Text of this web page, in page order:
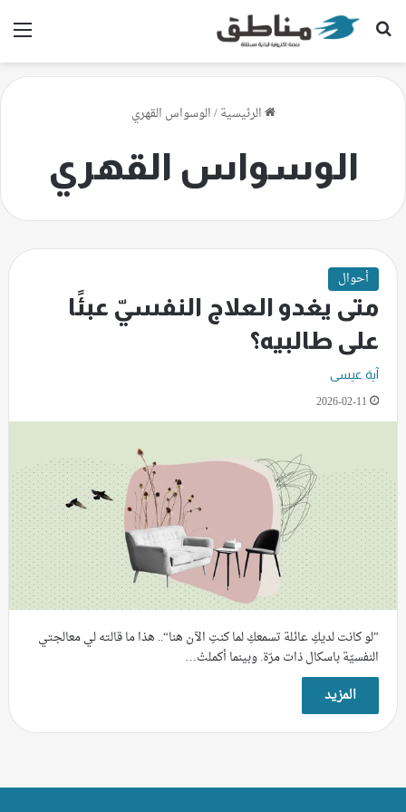
بحث عن
الرئيسية/الوسواس القهري
الوسواس القهري
أحوال
متى يغدو العلاج النفسيّ عبئًا
على طالبيه؟
آية عيسى
2026-02-11
”لو كانت لديكِ عائلة تسمعكِ لما كنتِ الآن هنا“.. هذا ما قالته لي معالجتي
النفسيّة باسكال ذات مرّة. وبينما أكملتْ…
المزيد